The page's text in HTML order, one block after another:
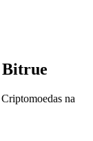
etc.
Bitrue
na